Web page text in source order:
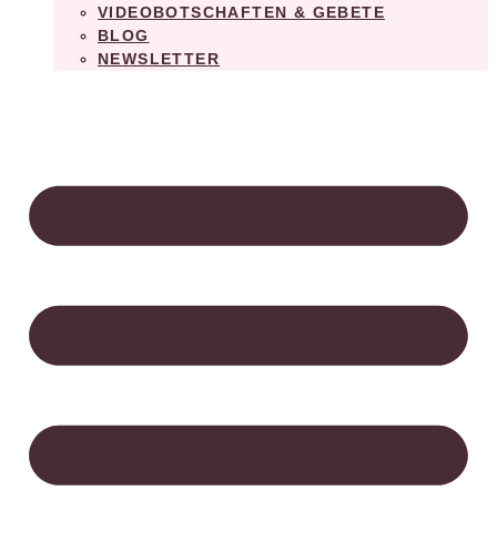
VIDEOBOTSCHAFTEN & GEBETE
BLOG
NEWSLETTER